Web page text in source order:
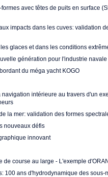
avec têtes de puits en surface
impacts dans les cuves: validation
glaces et dans les conditions
génération pour l'industrie
du méga yacht KOGO
intérieure au travers d'un
la mer: validation des formes
nouveaux défis
innovant
course au large - L'exemple
100 ans d'hydrodynamique des sous-